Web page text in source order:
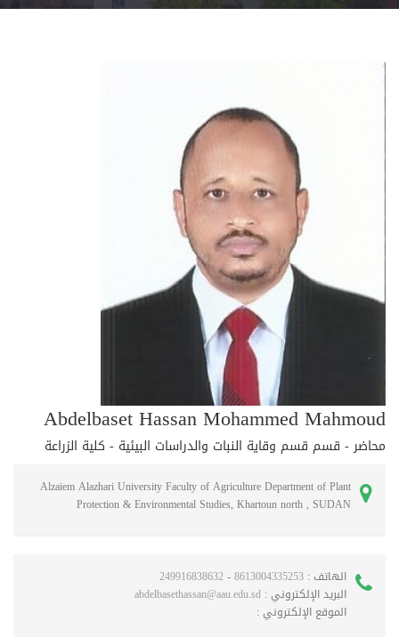
Abdelbaset Hassan Mohammed Mahmoud
محاضر - قسم قسم وقاية النبات والدراسات البيئية - كلية الزراعة
Alzaiem Alazhari University Faculty of Agriculture Department of Plant
Protection & Environmental Studies, Khartoun north , SUDAN
الهاتف : 8613004335253
-
249916838632
البريد الإلكتروني : abdelbasethassan@aau.edu.sd
الموقع الإلكتروني :